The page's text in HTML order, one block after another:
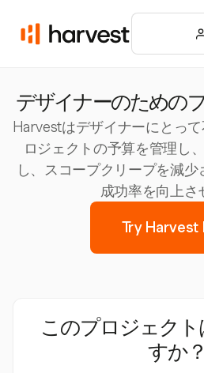
デザイナーのための
Harvestはデザイナーにとっ
ロジェクトの予算を管理し
し、スコープクリープを減
成功率を向上さ
Try Harvest
このプロジェクト
すか？